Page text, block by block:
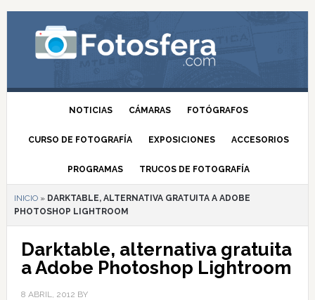
NOTICIAS CÁMARAS FOTÓGRAFOS
CURSO DE FOTOGRAFÍA EXPOSICIONES ACCESORIOS
PROGRAMAS TRUCOS DE FOTOGRAFÍA
INICIO» DARKTABLE, ALTERNATIVA GRATUITA A ADOBE
PHOTOSHOP LIGHTROOM
Darktable, alternativa gratuita
a Adobe Photoshop Lightroom
8 ABRIL, 2012 BY